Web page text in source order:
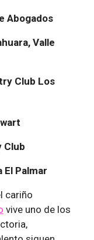
Abogados
Valle
Club Los
Club
Palmar
cariño
vive uno de los